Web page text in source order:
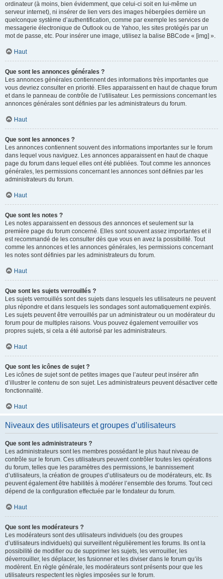
ordinateur (à moins, bien évidemment, que celui-ci soit en lui-même un
serveur internet), ni insérer de lien vers des images hébergées derrière un
quelconque système d’authentification, comme par exemple les services de
messagerie électronique de Outlook ou de Yahoo, les sites protégés par un
mot de passe, etc. Pour insérer une image, utilisez la balise BBCode « [img] ».
Haut
Que sont les annonces générales ?
Les annonces générales contiennent des informations très importantes que
vous devriez consulter en priorité. Elles apparaissent en haut de chaque forum
et dans le panneau de contrôle de l’utilisateur. Les permissions concernant les
annonces générales sont définies par les administrateurs du forum.
Haut
Que sont les annonces ?
Les annonces contiennent souvent des informations importantes sur le forum
dans lequel vous naviguez. Les annonces apparaissent en haut de chaque
page du forum dans lequel elles ont été publiées. Tout comme les annonces
générales, les permissions concernant les annonces sont définies par les
administrateurs du forum.
Haut
Que sont les notes ?
Les notes apparaissent en dessous des annonces et seulement sur la
première page du forum concerné. Elles sont souvent assez importantes et il
est recommandé de les consulter dès que vous en avez la possibilité. Tout
comme les annonces et les annonces générales, les permissions concernant
les notes sont définies par les administrateurs du forum.
Haut
Que sont les sujets verrouillés ?
Les sujets verrouillés sont des sujets dans lesquels les utilisateurs ne peuvent
plus répondre et dans lesquels les sondages sont automatiquement expirés.
Les sujets peuvent être verrouillés par un administrateur ou un modérateur du
forum pour de multiples raisons. Vous pouvez également verrouiller vos
propres sujets, si cela a été autorisé par les administrateurs.
Haut
Que sont les icônes de sujet ?
Les icônes de sujet sont de petites images que l’auteur peut insérer afin
d’illustrer le contenu de son sujet. Les administrateurs peuvent désactiver cette
fonctionnalité.
Haut
Niveaux des utilisateurs et groupes d’utilisateurs
Que sont les administrateurs ?
Les administrateurs sont les membres possédant le plus haut niveau de
contrôle sur le forum. Ces utilisateurs peuvent contrôler toutes les opérations
du forum, telles que les paramètres des permissions, le bannissement
d’utilisateurs, la création de groupes d’utilisateurs ou de modérateurs, etc. Ils
peuvent également être habilités à modérer l’ensemble des forums. Tout ceci
dépend de la configuration effectuée par le fondateur du forum.
Haut
Que sont les modérateurs ?
Les modérateurs sont des utilisateurs individuels (ou des groupes
d’utilisateurs individuels) qui surveillent régulièrement les forums. Ils ont la
possibilité de modifier ou de supprimer les sujets, les verrouiller, les
déverrouiller, les déplacer, les fusionner et les diviser dans le forum qu’ils
modèrent. En règle générale, les modérateurs sont présents pour que les
utilisateurs respectent les règles imposées sur le forum.